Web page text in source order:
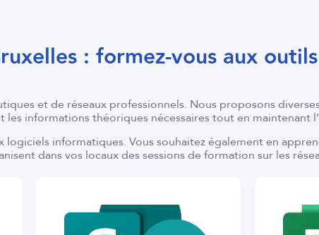
: formez-vous aux
et de réseaux professionnels. Nous proposons
informations théoriques nécessaires tout en maintenant
informatiques. Vous souhaitez également en
dans vos locaux des sessions de formation sur les